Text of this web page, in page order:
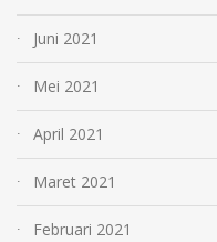
Juni 2021
Mei 2021
April 2021
Maret 2021
Februari 2021